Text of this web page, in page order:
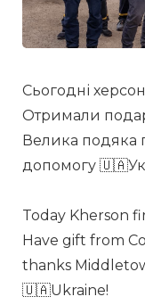
Сьогодні
Отримали
Велика подяка
допомогу
Today Kherson
Have gift from
thanks
🇺🇦Ukraine!